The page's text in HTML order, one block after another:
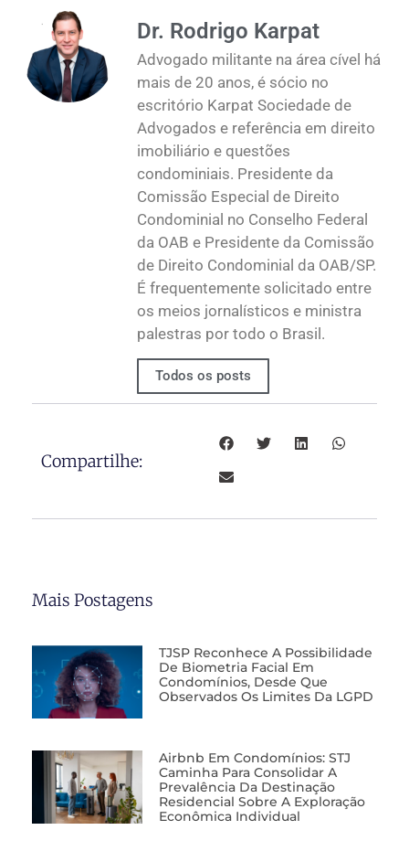
áudio
Dr. Rodrigo Karpat
Advogado militante na área cível há
mais de 20 anos, é sócio no
escritório Karpat Sociedade de
Advogados e referência em direito
imobiliário e questões
condominiais. Presidente da
Comissão Especial de Direito
Condominial no Conselho Federal
da OAB e Presidente da Comissão
de Direito Condominial da OAB/SP.
É frequentemente solicitado entre
os meios jornalísticos e ministra
palestras por todo o Brasil.
Todos os posts
Compartilhe:
Mais Postagens
TJSP Reconhece A Possibilidade
De Biometria Facial Em
Condomínios, Desde Que
Observados Os Limites Da LGPD
Airbnb Em Condomínios: STJ
Caminha Para Consolidar A
Prevalência Da Destinação
Residencial Sobre A Exploração
Econômica Individual